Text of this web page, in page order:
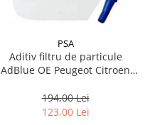
PSA
Aditiv filtru de particule
AdBlue OE Peugeot Citroen
194,00 Lei
123,00 Lei